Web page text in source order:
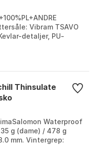
Vibram TSAVO
detaljer, PU-
Ash, B...
Thinsulate
Waterproof
g (dame) / 478 g
mm. Vintergrep: